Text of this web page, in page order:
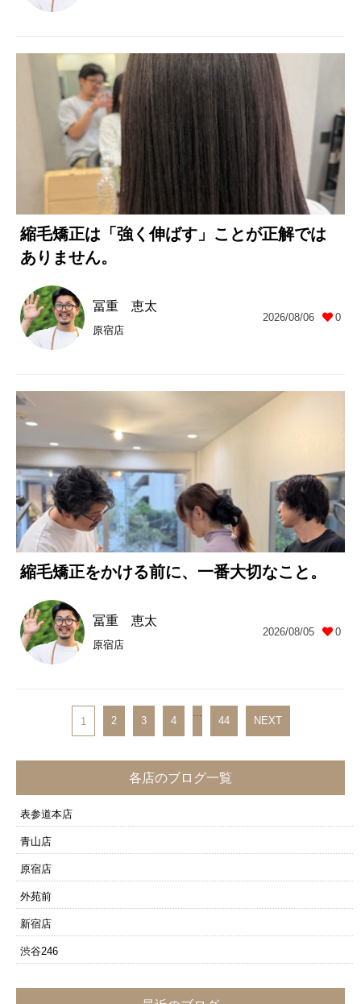
縮毛矯正は「強く伸ばす」ことが正解では
ありません。
冨重 恵太
原宿店
2026/08/06 0
縮毛矯正をかける前に、一番大切なこと。
冨重 恵太
原宿店
2026/08/05 0
1 2 3 4 44 NEXT
各店のブログ一覧
表参道本店
青山店
原宿店
外苑前
新宿店
渋谷246